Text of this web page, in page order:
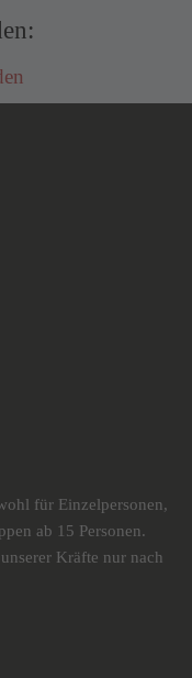
für Einzelpersonen,
ab 15 Personen.
Kräfte nur nach